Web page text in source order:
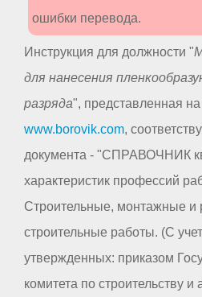
ошибки перевода.
Инструкция для должности "
для нанесения
разряда", представленная на
www.borovik.com,
документа - "СПРАВОЧНИК
характеристик профессий
Строительные, монтажные и
строительные работы. (С
утвержденных: приказом
комитета по строительству и